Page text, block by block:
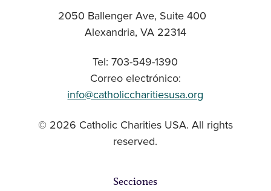
2050 Ballenger Ave, Suite 400
Alexandria, VA 22314
Tel: 703-549-1390
Correo electrónico:
info@catholiccharitiesusa.org
© 2026 Catholic Charities USA. All rights
reserved.
Secciones